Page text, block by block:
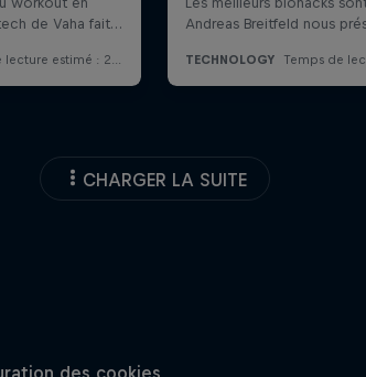
CHARGER LA SUITE